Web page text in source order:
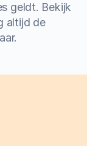
geldt. Bekijk
altijd de